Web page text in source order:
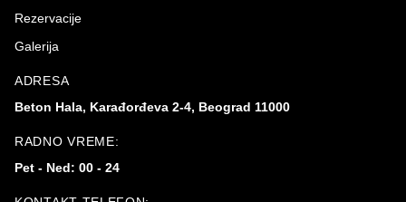
Rezervacije
Galerija
ADRESA
Beton Hala, Karađorđeva 2-4, Beograd 11000
RADNO VREME:
Pet - Ned: 00 - 24